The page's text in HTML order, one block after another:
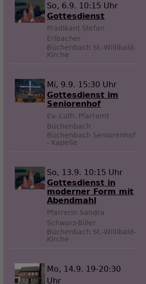
So, 6.9. 10:15 Uhr
Gottesdienst
Prädikant Stefan
Erlbacher
Büchenbach St.-Willibald-
Kirche
Mi, 9.9. 15:30 Uhr
Gottesdienst im
Seniorenhof
Ev.-Luth. Pfarramt
Büchenbach
Büchenbach Seniorenhof
- Kapelle
So, 13.9. 10:15 Uhr
Gottesdienst in
moderner Form mit
Abendmahl
Pfarrerin Sandra
Schwarz-Biller
Büchenbach St.-Willibald-
Kirche
Mo, 14.9. 19-20:30
Uhr